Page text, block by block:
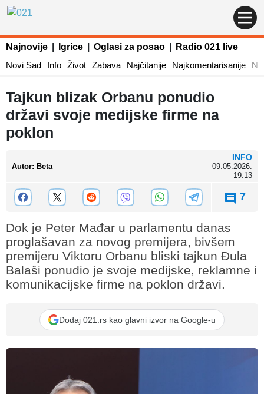
Najnovije Igrice Oglasi za posao
Radio 021 live
Novi Sad
Info Život Zabava Najčitanije Najkomentarisanije
Tajkun blizak Orbanu ponudio
državi svoje medijske firme na
poklon
Autor: Beta
INFO
09.05.2026.
19:13
7
Dok je Peter Mađar u parlamentu danas
proglašavan za novog premijera, bivšem
premijeru Viktoru Orbanu bliski tajkun Đula
Balaši ponudio je svoje medijske, reklamne i
komunikacijske firme na poklon državi.
Dodaj 021.rs kao glavni izvor na Google-u